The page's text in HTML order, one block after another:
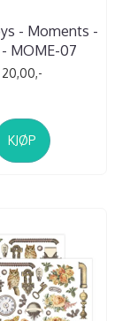
- Moments -
- MOME-07
20,00,-
KJØP